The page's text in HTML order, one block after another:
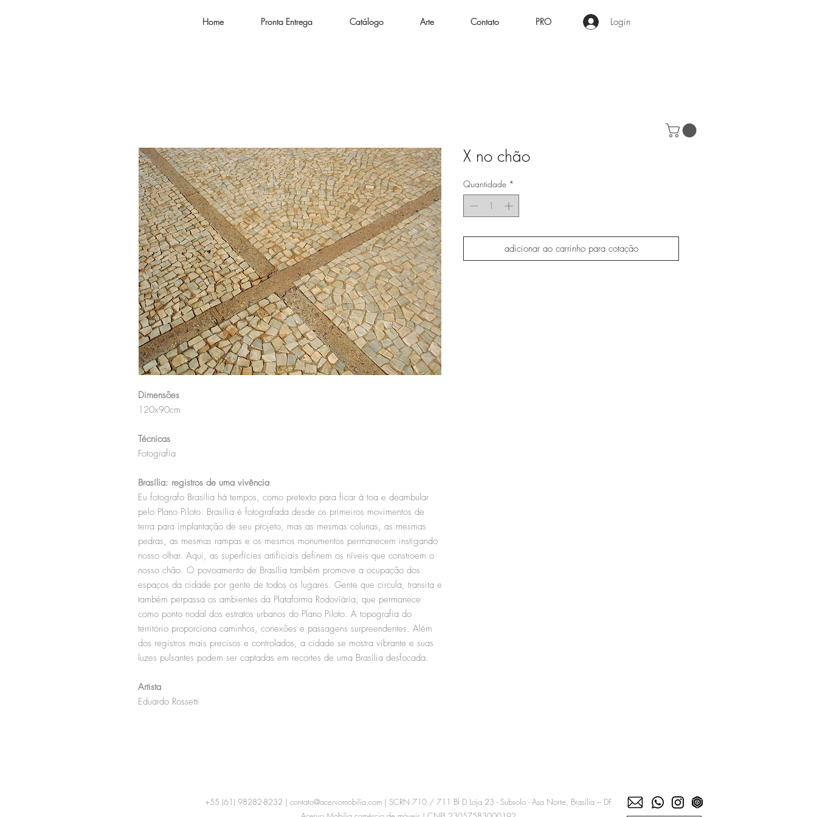
Home Pronta Entrega Catálogo Arte Contato PRO Login
Dimensões
120x90cm
Técnicas
Fotografia
Brasília: registros de uma vivência
Eu fotografo Brasília há tempos, como pretexto para ficar à toa e deambular
pelo Plano Piloto. Brasília é fotografada desde os primeiros movimentos de
terra para implantação de seu projeto, mas as mesmas colunas, as mesmas
pedras, as mesmas rampas e os mesmos monumentos permanecem instigando
nosso olhar. Aqui, as superfícies artificiais definem os níveis que constroem o
nosso chão. O povoamento de Brasília também promove a ocupação dos
espaços da cidade por gente de todos os lugares. Gente que circula, transita e
também perpassa os ambientes da Plataforma Rodoviária, que permanece
como ponto nodal dos estratos urbanos do Plano Piloto. A topografia do
território proporciona caminhos, conexões e passagens surpreendentes. Além
dos registros mais precisos e controlados, a cidade se mostra vibrante e suas
luzes pulsantes podem ser captadas em recortes de uma Brasília desfocada.
Artista
Eduardo Rossetti
X no chão
Quantidade *
adicionar ao carrinho para cotação
+55 (61) 98282-8232 | contato@acervomobilia.com| SCRN 710 / 711 Bl D Loja 23 - Subsolo - Asa Norte, Brasília – DF